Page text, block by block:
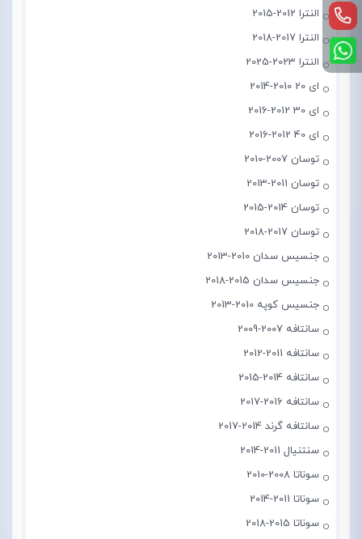
النترا 2012-2015
النترا 2017-2018
النترا 2023-2025
ای 20 2010-2014
ای 30 2012-2016
ای 40 2012-2016
توسان 2007-2010
توسان 2011-2013
توسان 2014-2015
توسان 2017-2018
جنسیس سدان 2010-2013
جنسیس سدان 2015-2018
جنسیس کوپه 2010-2013
سانتافه 2007-2009
سانتافه 2011-2012
سانتافه 2014-2015
سانتافه 2016-2017
سانتافه گرند 2014-2017
سنتنیال 2011-2014
سوناتا 2008-2010
سوناتا 2011-2014
سوناتا 2015-2018